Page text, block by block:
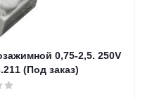
0,75-2,5. 250V
(Под заказ)